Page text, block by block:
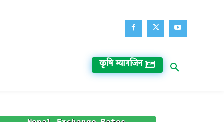
कृषि म्यागजिन